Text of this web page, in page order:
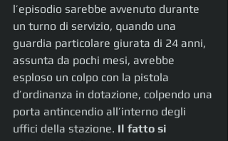
l’episodio sarebbe avvenuto durante
un turno di servizio, quando una
guardia particolare giurata di 24 anni,
assunta da pochi mesi, avrebbe
esploso un colpo con la pistola
d’ordinanza in dotazione, colpendo una
porta antincendio all’interno degli
uffici della stazione. Il fatto si